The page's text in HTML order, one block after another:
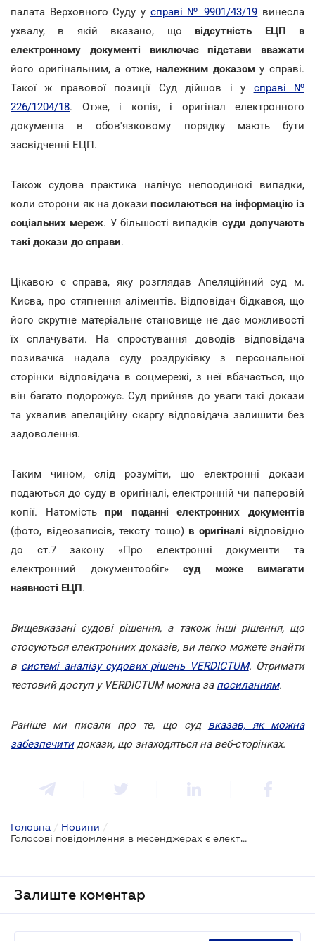
палата Верховного Суду у справі № 9901/43/19 винесла
ухвалу, в якій вказано, що відсутність ЕЦП в
електронному документі виключає підстави вважати
його оригінальним, а отже,належним доказому справі.
Такої ж правової позиції Суд дійшов і у справі №
226/1204/18. Отже, і копія, і оригінал електронного
документа в обов'язковому порядку мають бути
засвідченні ЕЦП.
Також судова практика налічує непоодинокі випадки,
коли сторони як на доказипосилаються на інформацію із
соціальних мереж. У більшості випадків суди долучають
такі докази до справи.
Цікавою є справа, яку розглядав Апеляційний суд м.
Києва, про стягнення аліментів. Відповідач бідкався, що
його скрутне матеріальне становище не дає можливості
їх сплачувати. На спростування доводів відповідача
позивачка надала суду роздруківку з персональної
сторінки відповідача в соцмережі, з неї вбачається, що
він багато подорожує. Суд прийняв до уваги такі докази
та ухвалив апеляційну скаргу відповідача залишити без
задоволення.
Таким чином, слід розуміти, що електронні докази
подаються до суду в оригіналі, електронній чи паперовій
копії. Натомістьпри поданні електронних документів
(фото, відеозаписів, тексту тощо) в оригіналі відповідно
до ст.7 закону «Про електронні документи та
електронний документообіг» суд може вимагати
наявності ЕЦП.
Вищевказані судові рішення, а також інші рішення, що
стосуються електронних доказів, ви легко можете знайти
в системі аналізу судових рішень VERDICTUM. Отримати
тестовий доступ у VERDICTUM можна за посиланням.
Раніше ми писали про те, що суд вказав, як можна
забезпечитидокази, що знаходяться на веб-сторінках.
Головна / Новини /
Голосові повідомлення в месенджерах є електронними доказами
Залиште коментар